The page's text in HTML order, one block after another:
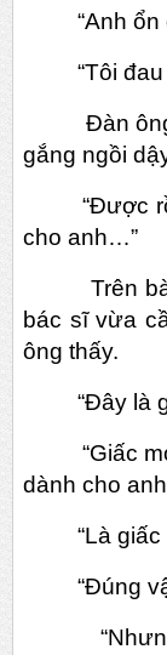
“Anh ổn
“Tôi đau
Đàn ông
gắng ngồi
“Được rồi,
cho anh…”
Trên bàn,
bác sĩ vừa
ông thấy.
“Đây là gì
“Giấc mơ
dành cho
“Là giấc
“Đúng
“Nhưng